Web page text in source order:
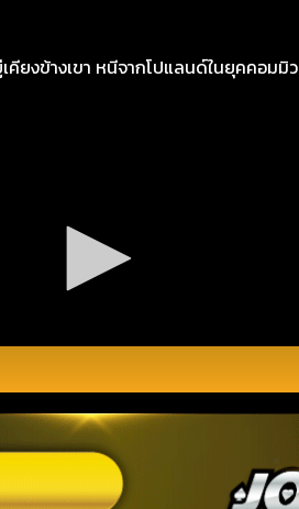
ยงข้างเขา หนีจากโปแลนด์ในยุคคอม